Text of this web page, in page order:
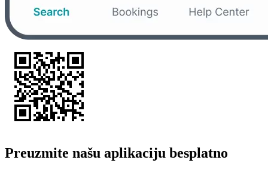
Preuzmite našu aplikaciju besplatno